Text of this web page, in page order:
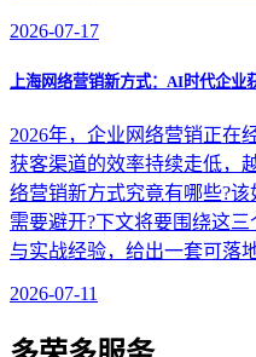
2026-07-17
上海网络营销新方式：AI时代企业
2026年，企业网络营销正在
获客渠道的效率持续走低，
络营销新方式究竟有哪些?
需要避开?下文将要围绕这
与实战经验，给出一套可落
2026-07-11